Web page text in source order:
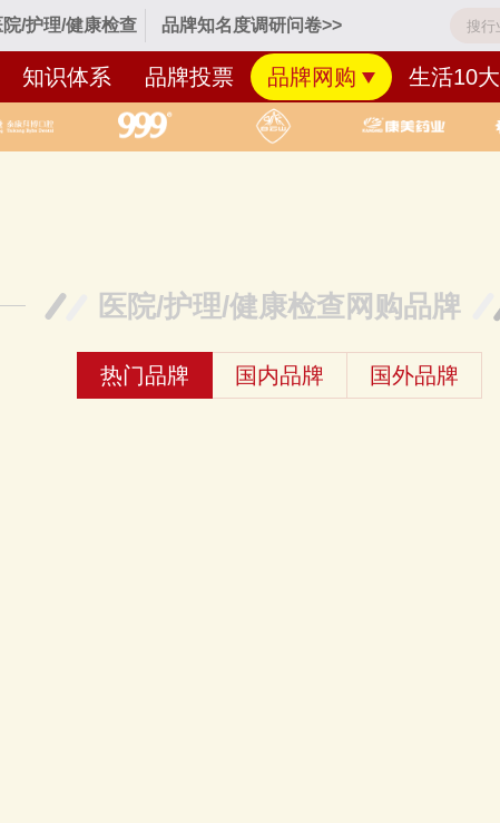
院/护理/健康检查 品牌知名度调研问卷>>
知识体系 品牌投票 品牌网购 生活10大
医院/护理/健康检查网购品牌
热门品牌 国内品牌 国外品牌